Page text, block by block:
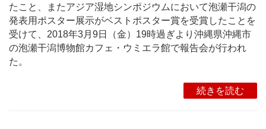
たこと、またアジア湿地シンポジウムにおいて泡瀬干潟の
発表用ポスター展示がベストポスター賞を受賞したことを
受けて、2018年3月9日（金）19時過ぎより沖縄県沖縄市
の泡瀬干潟博物館カフェ・ウミエラ館で報告会が行われ
た。
続きを読む